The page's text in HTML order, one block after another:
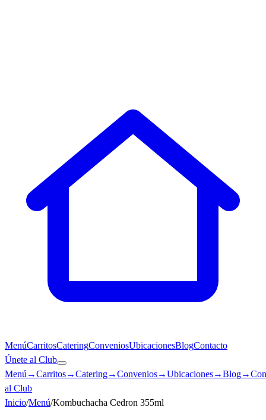
MenúCarritosCateringConveniosUbicacionesBlogContacto
Únete al Club
Menú →Carritos→Catering→Convenios→Ubicaciones→Blog→
al Club
Inicio/Menú/Kombuchacha Cedron 355ml